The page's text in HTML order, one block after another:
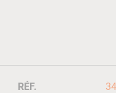
RÉF.